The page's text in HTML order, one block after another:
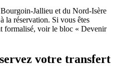
Jallieu et du Nord-Isère
la réservation. Si vous êtes
formalisé, voir le bloc « Devenir
votre transfert